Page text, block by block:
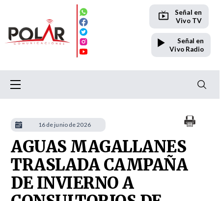
Señal en
Vivo TV
Señal en
Vivo Radio
AGUAS MAGALLANES
TRASLADA CAMPAÑA
DE INVIERNO A
16 de junio de 2026